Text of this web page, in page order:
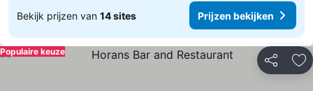
Bekijk prijzen van 14 sites Prijzen bekijken
Delen
Populaire keuze